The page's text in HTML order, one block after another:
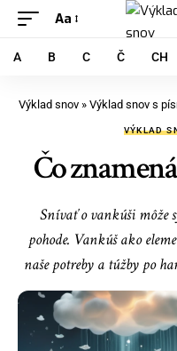
Aa
A B C Č CH
Výklad snov » Výklad snov s
VÝKLAD
Čo
Snívať o vankúši môže
pohode. Vankúš ako
naše potreby a túžby po